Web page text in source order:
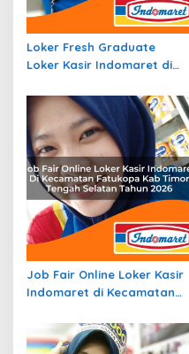
Loker Fresh Graduate
Loker Kasir Indomaret di
Buru Tahun 2026
Job Fair Online Loker Kasir
Indomaret di Kecamatan
Tengah Selatan Tahun 2026